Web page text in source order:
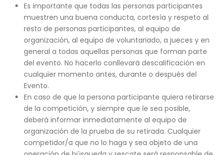
Es importante que todas las personas participantes
muestren una buena conducta, cortesía y respeto al
resto de personas participantes, al equipo de
organización, al equipo de voluntariado, a jueces y en
general a todas aquellas personas que forman parte
del evento. No hacerlo conllevará descalificación en
cualquier momento antes, durante o después del
Evento.
En caso de que la persona participante quiera retirarse
de la competición, y siempre que le sea posible,
deberá informar inmediatamente al equipo de
organización de la prueba de su retirada. Cualquier
competidor/a que no lo haga y sea objeto de una